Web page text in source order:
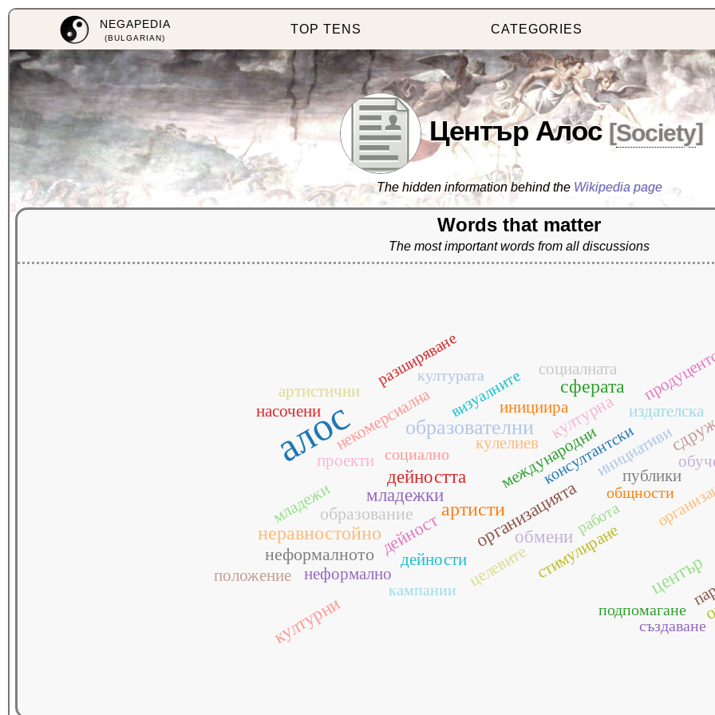
NEGAPEDIA
(BULGARIAN)
TOP TENS CATEGORIES
Център Алос [Society]
The hidden information behind the Wikipedia page
Words that matter
The most important words from all discussions
алос образователни
артисти
неравностойно
сферата
център
дейността
културни
младежки
обмени
организацията
дейност
културна
неформалното
образование
артистични
дейности
издателска
инициативи
инициира
кулелиев
международни
младежи
насочени некомерсиална
неформално
положение
проекти
публики
социалната
стимулиране
целевите
визуалните
кампании
консултантски
културата
общности
подпомагане
работа
разширяване
социално
създаване